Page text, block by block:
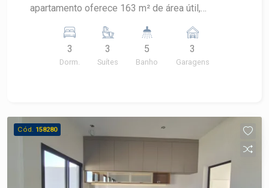
apartamento oferece 163 m² de área útil,
sofisticado, com acabamento de alto padrão e
excelente aproveitamento dos espaços. São 3
suítes, todas equipadas com móveis planejados
conta com vista livre e privilegiada, além de
receber o agradável sol da manhã. A cozinha é
completa e funcional, equipada com cooktop,
coifa e fornos embutidos, integrada a um
sofisticado projeto luminotécnico que valoriza
3
Dorm.
3
Suítes
5
Banho
3
Garagens
Cód. 158280